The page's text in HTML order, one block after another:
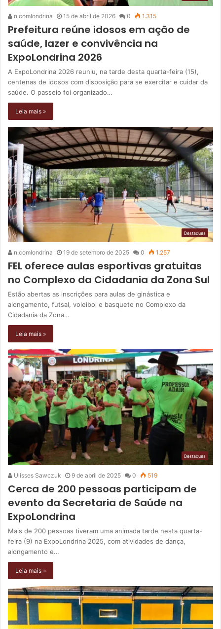
n.comlondrina 15 de abril de 2026 0 1.315
Prefeitura reúne idosos em ação de
saúde, lazer e convivência na
ExpoLondrina 2026
A ExpoLondrina 2026 reuniu, na tarde desta quarta-feira (15),
centenas de idosos com disposição para se exercitar e cuidar da
saúde. O passeio foi organizado…
Leia mais »
Destaques
n.comlondrina 19 de setembro de 2025 0 1.257
FEL oferece aulas esportivas gratuitas
no Complexo da Cidadania da Zona Sul
Estão abertas as inscrições para aulas de ginástica e
alongamento, futsal, voleibol e basquete no Complexo da
Cidadania da Zona…
Leia mais »
Destaques
Ulisses Sawczuk 9 de abril de 2025 0 519
Cerca de 200 pessoas participam de
evento da Secretaria de Saúde na
ExpoLondrina
Mais de 200 pessoas tiveram uma animada tarde nesta quarta-
feira (9) na ExpoLondrina 2025, com atividades de dança,
alongamento e…
Leia mais »